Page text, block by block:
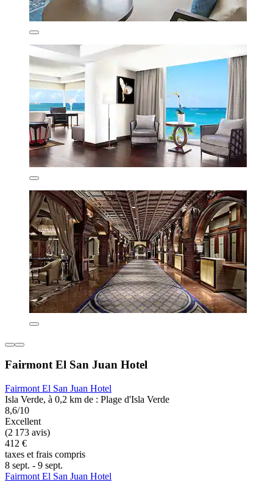
Fairmont El San Juan Hotel
Fairmont El San Juan Hotel
Isla Verde, à 0,2 km de : Plage d'Isla Verde
8,6/10
Excellent
(2 173 avis)
412 €
taxes et frais compris
8 sept. - 9 sept.
Fairmont El San Juan Hotel